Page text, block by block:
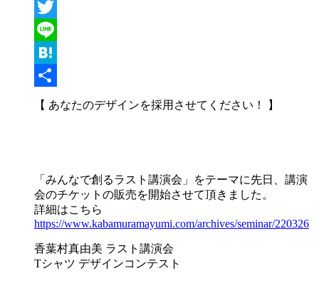
Facebook
Twitter
Line
Hatena
共
【 あなたのデザインを採用させてください！ 】
「みんなで創るラスト講演会」をテーマに先日、講演
会のチケットの販売を開始させて頂きました。
詳細はこちら
https://www.kabamuramayumi.com/archives/seminar/220326
香葉村真由美 ラスト講演会
Tシャツ デザインコンテスト